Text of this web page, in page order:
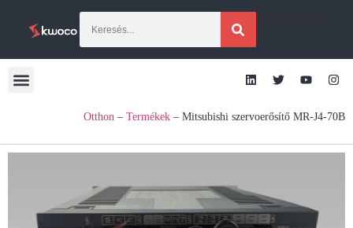
Otthon – Termékek – Mitsubishi szervoerősítő MR-J4-70B